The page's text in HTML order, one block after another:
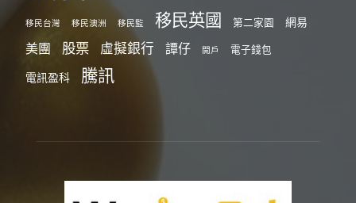
移民台灣 移民澳洲 移民監 移民英國 第二家園 網易
美團 股票 虛擬銀行 譚仔 開戶 電子錢包
電訊盈科 騰訊